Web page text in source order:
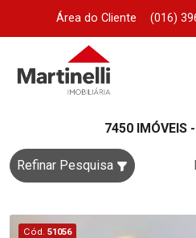
Área do Cliente (016)
7450 IMÓVEIS
Refinar Pesquisa
Cód. 51056